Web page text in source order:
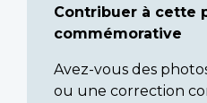
Contribuer à cette
commémorative
Avez-vous des
ou une correction